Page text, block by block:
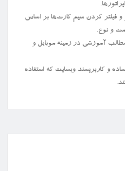
و فیلتر کردن سیم کارت‌ها بر اساس
و نوع.
مطالب آموزشی در زمینه موبایل و
و کاربرپسند وبسایت که استفاده